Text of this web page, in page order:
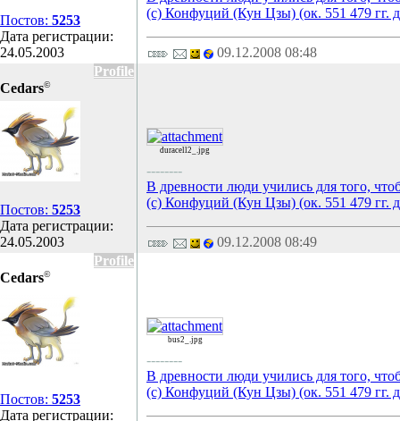
Постов: 5253
Дата регистрации:
24.05.2003
(с) Конфуций (Кун Цзы) (ок. 551 479 гг.
09.12.2008 08:48
Profile
Cedars©
Постов: 5253
Дата регистрации:
24.05.2003
duracell2_.jpg
--------
В древности люди учились для того,
(с) Конфуций (Кун Цзы) (ок. 551 479 гг.
09.12.2008 08:49
Profile
Cedars©
Постов: 5253
Дата регистрации:
bus2_.jpg
--------
В древности люди учились для того,
(с) Конфуций (Кун Цзы) (ок. 551 479 гг.